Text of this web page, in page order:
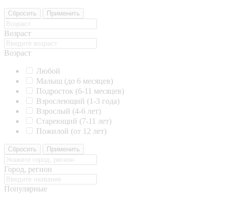
Сбросить Применить
Возраст
Возраст
Любой
Малыш (до 6 месяцев)
Подросток (6-11 месяцев)
Взрослеющий (1-3 года)
Взрослый (4-6 лет)
Стареющий (7-11 лет)
Пожилой (от 12 лет)
Сбросить Применить
Город, регион
Популярные